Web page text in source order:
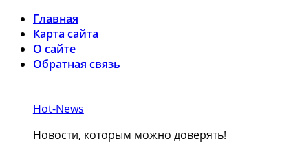
Главная
Карта сайта
О сайте
Обратная связь
Hot-News
Новости, которым можно доверять!